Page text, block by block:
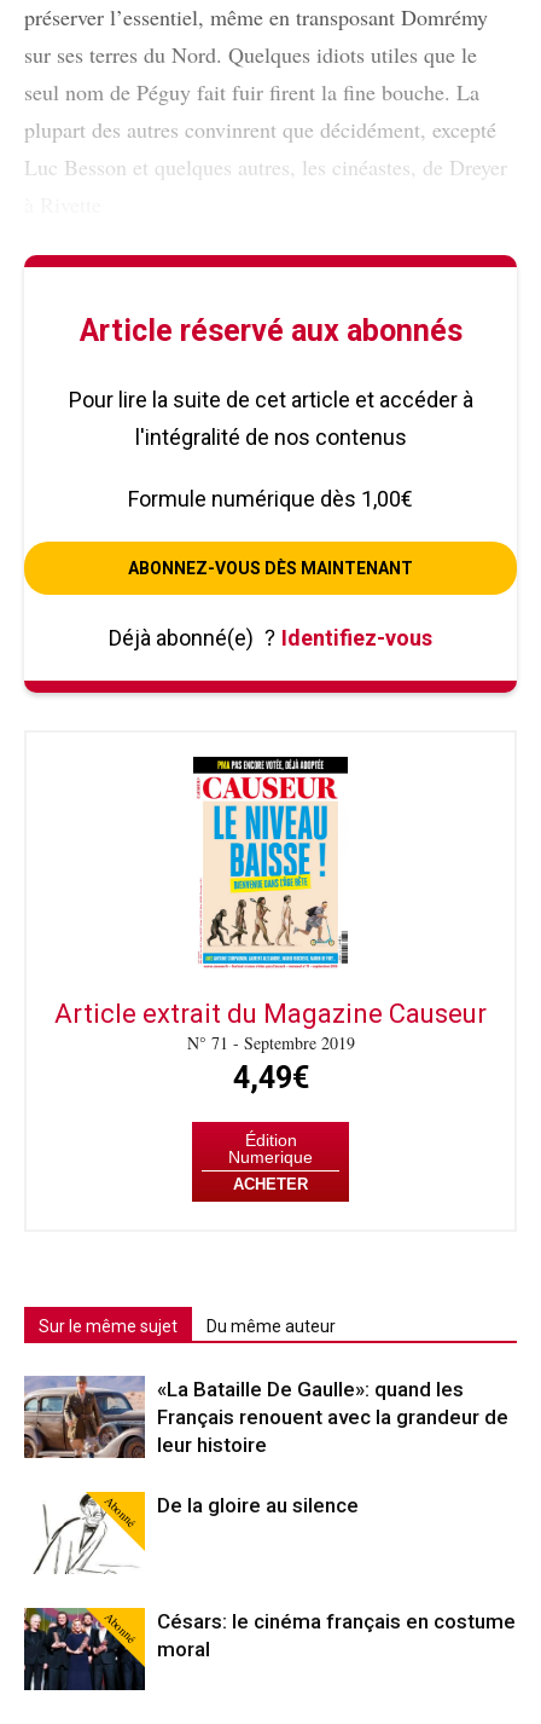
préserver l’essentiel, même en transposant Domrémy
sur ses terres du Nord. Quelques idiots utiles que le
seul nom de Péguy fait fuir firent la fine bouche. La
plupart des autres convinrent que décidément, excepté
Luc Besson et quelques autres, les cinéastes, de Dreyer
Article réservé aux abonnés
Pour lire la suite de cet article et accéder à
l'intégralité de nos contenus
Formule numérique dès 1,00€
ABONNEZ-VOUS DÈS MAINTENANT
Déjà abonné(e) ? Identifiez-vous
Article extrait du Magazine Causeur
N° 71 - Septembre 2019
4,49€
Édition
Numerique
ACHETER
Sur le même sujet Du même auteur
«La Bataille De Gaulle»: quand les
Français renouent avec la grandeur de
leur histoire
Abonné De la gloire au silence
Abonné
Césars: le cinéma français en costume
moral